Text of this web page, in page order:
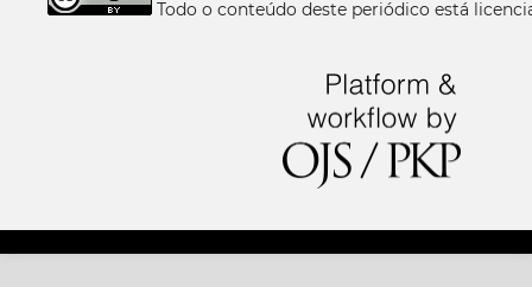
Todo o conteúdo deste periódico está